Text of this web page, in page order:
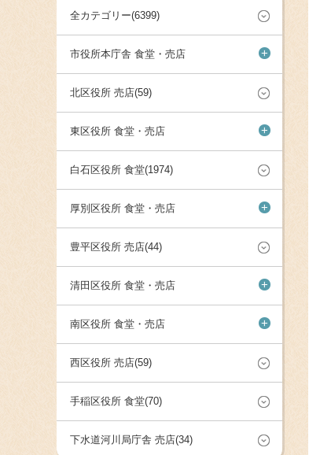
全カテゴリー(6399)
市役所本庁舎 食堂・売店 +
北区役所 売店(59)
東区役所 食堂・売店 +
白石区役所 食堂(1974)
厚別区役所 食堂・売店 +
豊平区役所 売店(44)
清田区役所 食堂・売店 +
南区役所 食堂・売店 +
西区役所 売店(59)
手稲区役所 食堂(70)
下水道河川局庁舎 売店(34)